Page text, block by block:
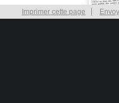
Imprimer cette page